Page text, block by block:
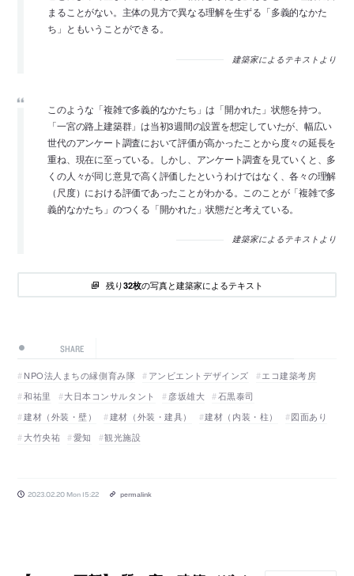
まることがない。主体の見方で異なる理解を生ずる「多義的なかた
ち」ともいうことができる。
建築家によるテキストより
このような「複雑で多義的なかたち」は「開かれた」状態を持つ。
「一宮の路上建築群」は当初3週間の設置を想定していたが、幅広い
世代のアンケート調査において評価が高かったことから度々の延長を
重ね、現在に至っている。しかし、アンケート調査を見ていくと、多
くの人々が同じ意見で高く評価したというわけではなく、各々の理解
（尺度）における評価であったことがわかる。このことが「複雑で多
義的なかたち」のつくる「開かれた」状態だと考えている。
建築家によるテキストより
残り32枚の写真と建築家によるテキスト
SHARE
NPO法人まちの縁側育み隊 アンビエントデザインズ
エコ建築考房
和祐里
大日本コンサルタント 彦坂雄大
石黒泰司
建材（外装・壁）
建材（外装・建具） 建材（内装・柱）
図面あり
大竹央祐
愛知 観光施設
2023.02.20 Mon 15:22 permalink